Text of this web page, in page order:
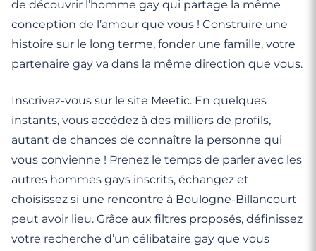
de découvrir l’homme gay qui partage la même
conception de l’amour que vous ! Construire une
histoire sur le long terme, fonder une famille, votre
partenaire gay va dans la même direction que vous.
Inscrivez-vous sur le site Meetic. En quelques
instants, vous accédez à des milliers de profils,
autant de chances de connaître la personne qui
vous convienne ! Prenez le temps de parler avec les
autres hommes gays inscrits, échangez et
choisissez si une rencontre à Boulogne-Billancourt
peut avoir lieu. Grâce aux filtres proposés, définissez
votre recherche d’un célibataire gay que vous